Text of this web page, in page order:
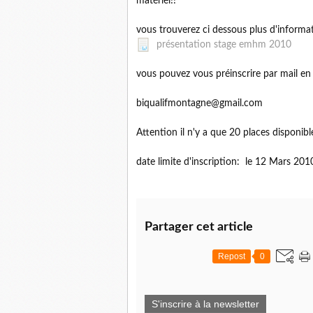
vous trouverez ci dessous plus
présentation stage emhm 2010
vous pouvez vous préinscrire par mail
biqualifmontagne@gmail.com
Attention il n'y a que 20 places
date limite d'inscription: le 12 Mars
Partager cet article
Repost 0
S'inscrire à la newsletter